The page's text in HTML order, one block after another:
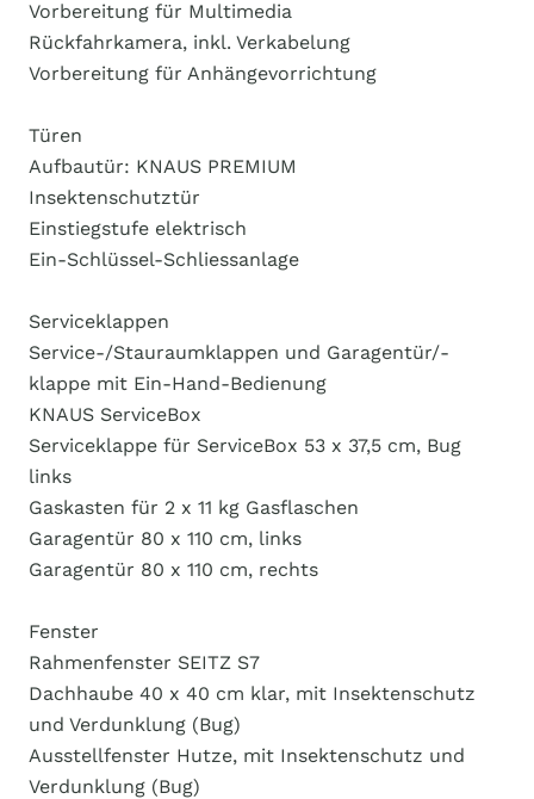
Vorbereitung für Multimedia
Rückfahrkamera, inkl. Verkabelung
Vorbereitung für Anhängevorrichtung
Türen
Aufbautür: KNAUS PREMIUM
Insektenschutztür
Einstiegstufe elektrisch
Ein-Schlüssel-Schliessanlage
Serviceklappen
Service-/Stauraumklappen und Garagentür/-
klappe mit Ein-Hand-Bedienung
KNAUS ServiceBox
Serviceklappe für ServiceBox 53 x 37,5 cm, Bug
links
Gaskasten für 2 x 11 kg Gasflaschen
Garagentür 80 x 110 cm, links
Garagentür 80 x 110 cm, rechts
Fenster
Rahmenfenster SEITZ S7
Dachhaube 40 x 40 cm klar, mit Insektenschutz
und Verdunklung (Bug)
Ausstellfenster Hutze, mit Insektenschutz und
Verdunklung (Bug)